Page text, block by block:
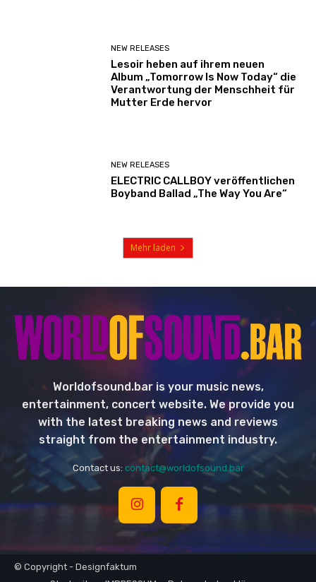
NEW RELEASES
Lesoir heben auf ihrem neuen
Album „Tomorrow Is Now Today“ die
Verantwortung der Menschheit für
Mutter Erde hervor
NEW RELEASES
ELECTRIC CALLBOY veröffentlichen
Boyband Ballad „The Way You Are“
Mehr laden
Worldofsound.bar is your music news,
entertainment, concert website. We provide you
with the latest breaking news and reviews
straight from the entertainment industry.
Contact us: contact@worldofsound.bar
© Copyright - Designfaktum